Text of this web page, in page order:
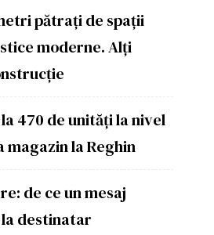
pătrați de spații
moderne. Alți
470 de unități la nivel
magazin la Reghin
de ce un mesaj
destinatar